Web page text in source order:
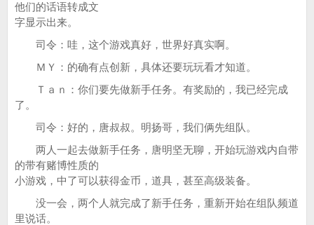
他们的话语转成文
字显示出来。
司令：哇，这个游戏真好，世界好真实啊。
ＭＹ：的确有点创新，具体还要玩玩看才知道。
Ｔａｎ：你们要先做新手任务。有奖励的，我已经完成
了。
司令：好的，唐叔叔。明扬哥，我们俩先组队。
两人一起去做新手任务，唐明坚无聊，开始玩游戏内自带
的带有赌博性质的
小游戏，中了可以获得金币，道具，甚至高级装备。
没一会，两个人就完成了新手任务，重新开始在组队频道
里说话。